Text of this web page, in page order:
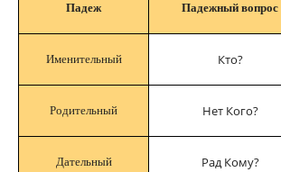
Падеж Падежный вопрос
Именительный Кто?
Родительный Нет Кого?
Дательный Рад Кому?